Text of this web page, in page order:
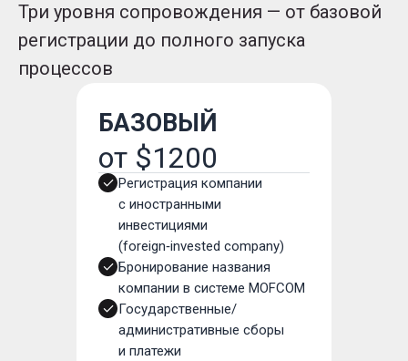
Три уровня сопровождения — от базовой
регистрации до полного запуска
процессов
БАЗОВЫЙ
от $1200
Регистрация компании
с иностранными
инвестициями
(foreign‑invested company)
Бронирование названия
компании в системе MOFCOM
Государственные/
административные сборы
и платежи